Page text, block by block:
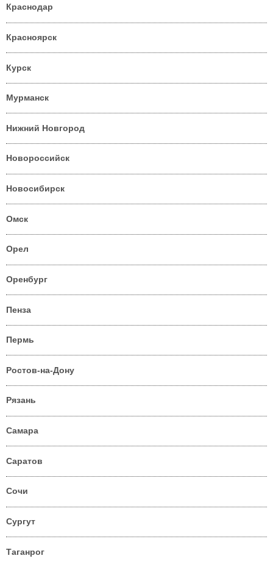
Краснодар
Красноярск
Курск
Мурманск
Нижний Новгород
Новороссийск
Новосибирск
Омск
Орел
Оренбург
Пенза
Пермь
Ростов-на-Дону
Рязань
Самара
Саратов
Сочи
Сургут
Таганрог